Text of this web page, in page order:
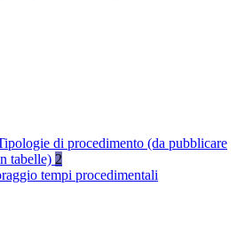
di procedimento (da pubblicare
tabelle) 2
tempi procedimentali